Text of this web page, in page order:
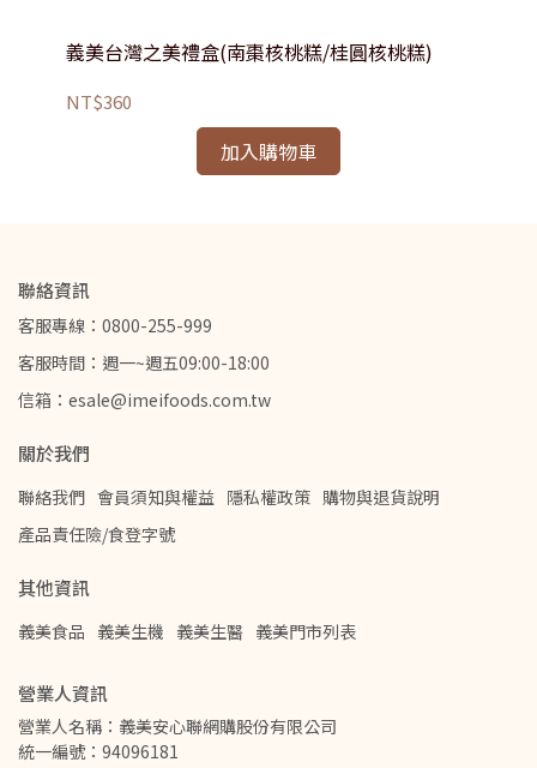
義美台灣之美禮盒(南棗核桃糕/桂圓核桃糕)
NT$360
加入購物車
聯絡資訊
客服專線：0800-255-999
客服時間：週一~週五09:00-18:00
信箱：esale@imeifoods.com.tw
關於我們
聯絡我們 會員須知與權益 隱私權政策 購物與退貨說明
產品責任險/食登字號
其他資訊
義美食品 義美生機 義美生醫 義美門市列表
營業人資訊
營業人名稱：義美安心聯網購股份有限公司
統一編號：94096181